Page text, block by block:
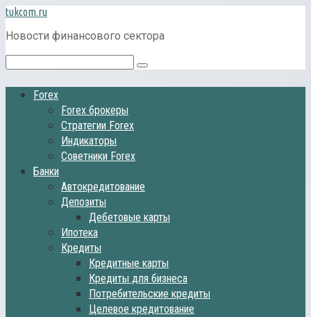
Перейти
к
контенту
tukcom.ru
Новости финансового сектора
Поиск:
Forex
Forex брокеры
Стратегии Forex
Индикаторы
Советники Forex
Банки
Автокредитование
Депозиты
Дебетовые карты
Ипотека
Кредиты
Кредитные карты
Кредиты для бизнеса
Потребительские кредиты
Целевое кредитование